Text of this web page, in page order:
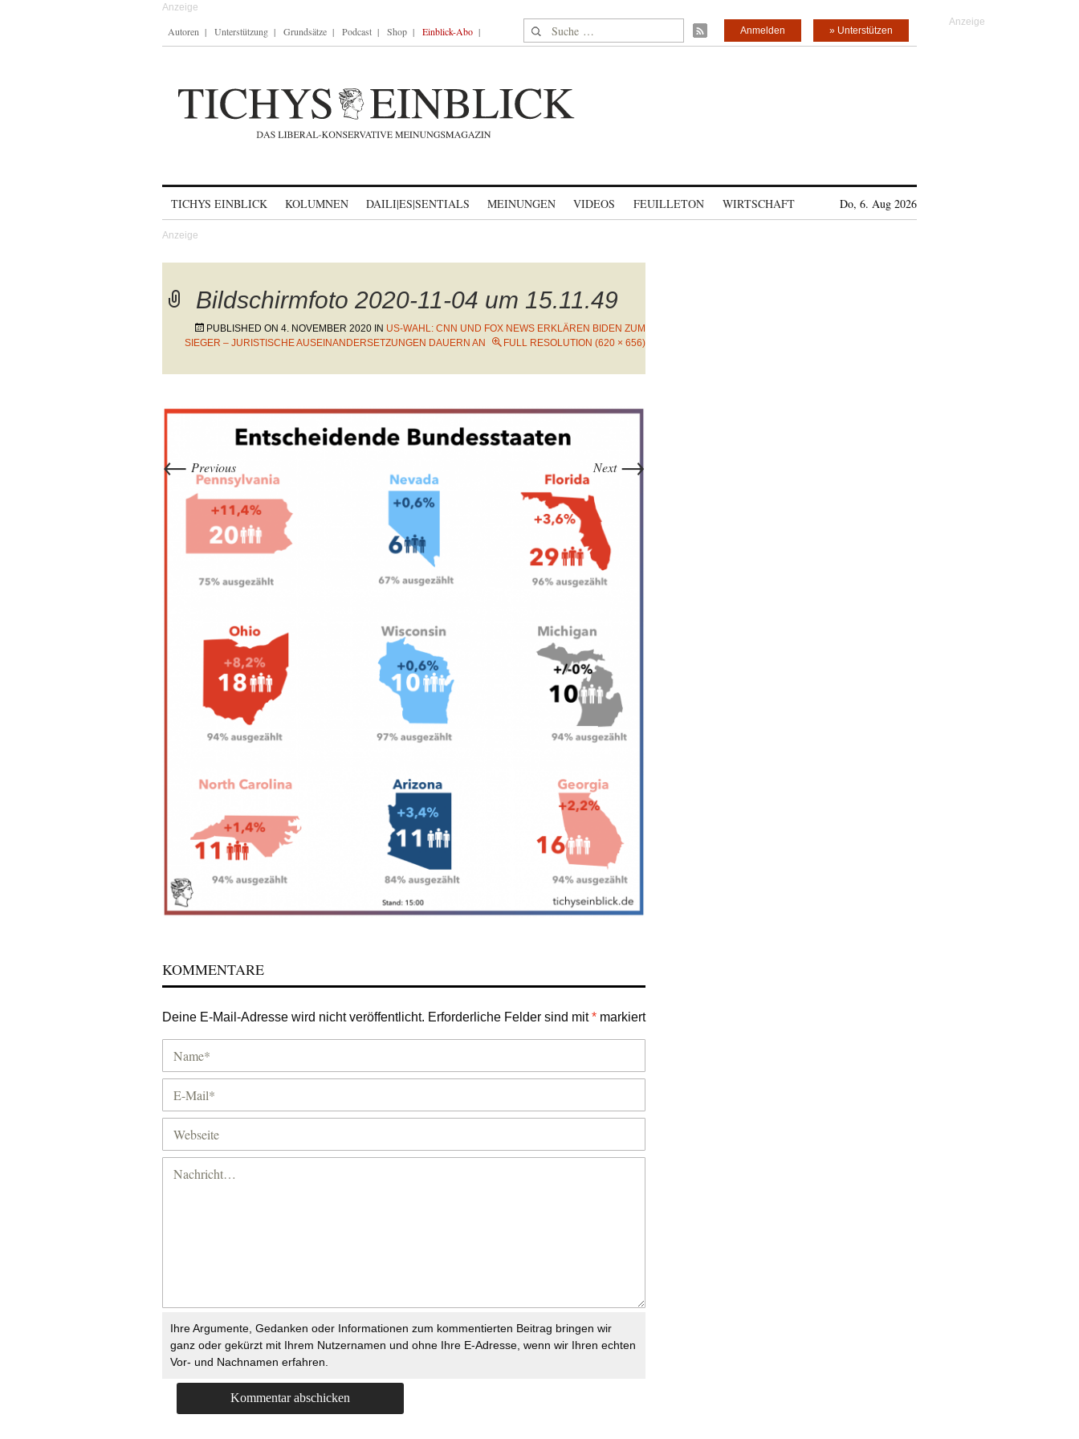
Autoren Unterstützung Grundsätze Podcast Shop Einblick-Abo Suche nach: » Unterstützen
Anmelden
TICHYS EINBLICK KOLUMNEN DAILI|ES|SENTIALS MEINUNGEN VIDEOS FEUILLETON WIRTSCHAFT Do, 6. Aug 2026
Bildschirmfoto 2020-11-04 um 15.11.49
PUBLISHED ON 4. NOVEMBER 2020 IN US-WAHL: CNN UND FOX NEWS ERKLÄREN BIDEN ZUM
SIEGER – JURISTISCHE AUSEINANDERSETZUNGEN DAUERN AN
FULL RESOLUTION (620 × 656)
← Previous Next →
KOMMENTARE
Deine E-Mail-Adresse wird nicht veröffentlicht. Erforderliche Felder sind mit* markiert
Ihre Argumente, Gedanken oder Informationen zum kommentierten Beitrag bringen wir
ganz oder gekürzt mit Ihrem Nutzernamen und ohne Ihre E-Adresse, wenn wir Ihren echten
Vor- und Nachnamen erfahren.